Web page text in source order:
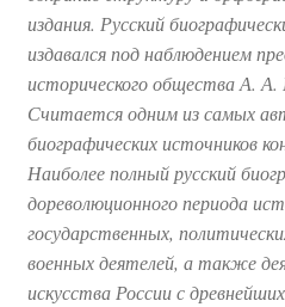
издания. Русский
издавался под наблюдением
исторического общества А. А.
Считается одним из самых
биографических источников
Наиболее полный русский
дореволюционного периода
государственных,
военных деятелей, а также
искусства России с